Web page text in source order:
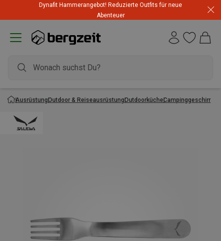
Dynafit Hammerangebot! Reduzierte Outfits für neue
Abenteuer
AusrüstungOutdoor & ReiseausrüstungOutdoorkücheCampinggeschirr